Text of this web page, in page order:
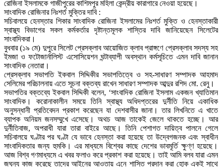
রোজিনা ইসলামকে গাজীপুরের কাশিমপুর মহিলা কেন্দ্রীয় কারাগারে নেওয়া হয়েছে।
সাংবাদিক রোজিনার নিঃশর্ত মুক্তির দাবি :
সচিবালয়ে হেনস্তার শিকার সাংবাদিক রোজিনা ইসলামের নিঃশর্ত মুক্তি ও হেনস্তাকারী
স্বাস্থ্য বিভাগের সকল কর্মকর্তার দৃষ্টান্তমূলক শাস্তির দাবি জানিয়েছেন সিলেটের
সাংবাদিকরা।
বুধবার (১৯ মে) দুপুরে সিলেট প্রেসক্লাব আয়োজিত ক্লাব প্রাঙ্গণে প্রেসক্লাব সদস্য সহ
ইমজা ও ফটোজার্নালিস্ট এসোসিয়েশন ঘন্টাব্যাপী অবস্থান কর্মসূচিতে এমন দাবি জানান
সাংবাদিক নেতারা।
প্রেসক্লাব সভাপতি ইকবাল সিদ্দিকীর সভাপতিত্বে ও সহ-সাধারণ সম্পাদক আহমাদ
সেলিমের পরিচালনায় এতে সূচনা বক্তব্য রাখেন সাধারণ সম্পাদক আব্দুর রশিদ মো. রেনু।
সভাপতির বক্তব্যে ইকবাল সিদ্দিকী বলেন, ‘সাংবাদিক রোজিনা ইসলাম একজন খ্যাতিমান
সাংবাদিক। করোনাকালীন সময়ে তিনি স্বাস্থ্য অধিদপ্তরের দুর্নীতি নিয়ে একাধিক
অনুসন্ধানী প্রতিবেদন প্রকাশ করেছেন যা দেশবাসীর জানা। তার লিখনিতে এ খাতে
ব্যাপক অনিয়ম জনসম্মুখে এসেছে। অথচ আজ তাকেই জেলে থাকতে হচ্ছে। আর
দুর্নীতিবাজ, অপরাধী যারা তারা বাইরে আছে। তিনি পেশাগত দায়িত্ব পালনে গেলে
সচিবালয়ে ঘণ্টার পর ঘণ্টা যে ভাবে হেনস্তা করা হয়েছে তা উদ্বেগজনক এবং স্বাধীন
সাংবাদিকতার জন্য হুমকি। এর মাধ্যমে বিশ্বের কাছে দেশের ভাবমূর্তি ক্ষুণ্ণ হয়েছে।
আজ বিশ্ব গণমাধ্যমে এ খবর ফলাও করে প্রকাশ করা হয়েছে। তাই আমি বলব যারা এমন
জঘন্য কাজ করেছে তাদের আইনের আওতায় এনে শাস্তি প্রদান করা হোক একই সাথে